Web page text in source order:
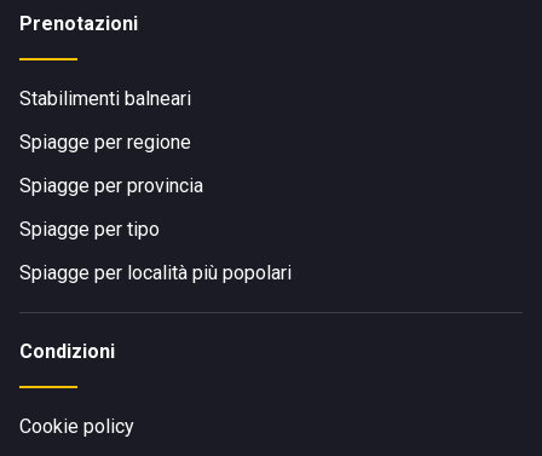
Prenotazioni
Stabilimenti balneari
Spiagge per regione
Spiagge per provincia
Spiagge per tipo
Spiagge per località più popolari
Condizioni
Cookie policy